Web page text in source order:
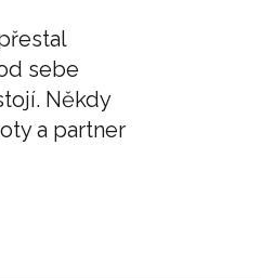
sebe
Někdy
a partner